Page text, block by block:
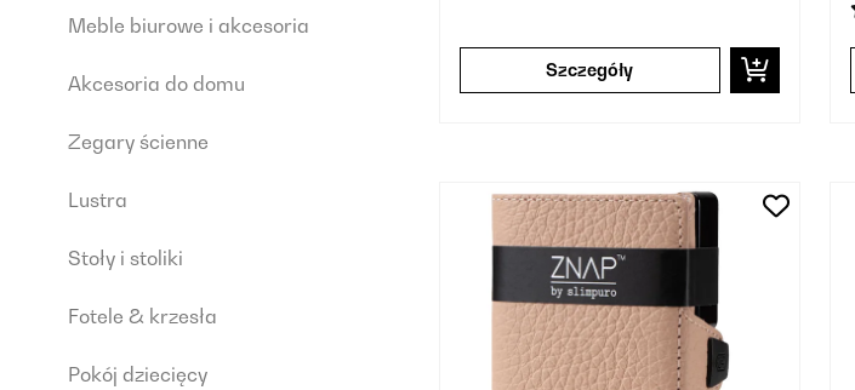
Meble biurowe i akcesoria
Akcesoria do domu
Zegary ścienne
Lustra
Stoły i stoliki
Fotele & krzesła
Pokój dziecięcy
Szczegóły